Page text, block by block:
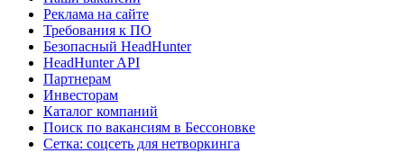
Реклама на сайте
Требования к ПО
Безопасный HeadHunter
HeadHunter API
Партнерам
Инвесторам
Каталог компаний
Поиск по вакансиям в Бессоновке
Сетка: соцсеть для нетворкинга